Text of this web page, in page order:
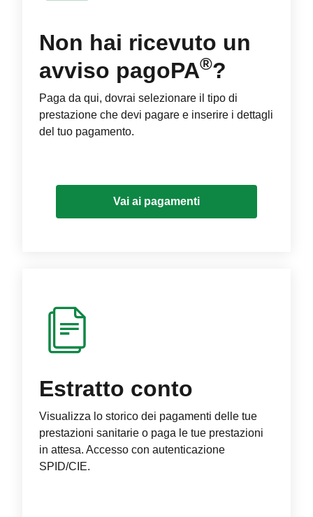
Non hai ricevuto un
avviso pagoPA®?
Paga da qui, dovrai selezionare il tipo di
prestazione che devi pagare e inserire i dettagli
del tuo pagamento.
Vai ai pagamenti
Estratto conto
Visualizza lo storico dei pagamenti delle tue
prestazioni sanitarie o paga le tue prestazioni
in attesa. Accesso con autenticazione
SPID/CIE.